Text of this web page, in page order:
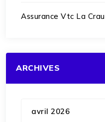
Assurance Vtc La Crau
ARCHIVES
avril 2026